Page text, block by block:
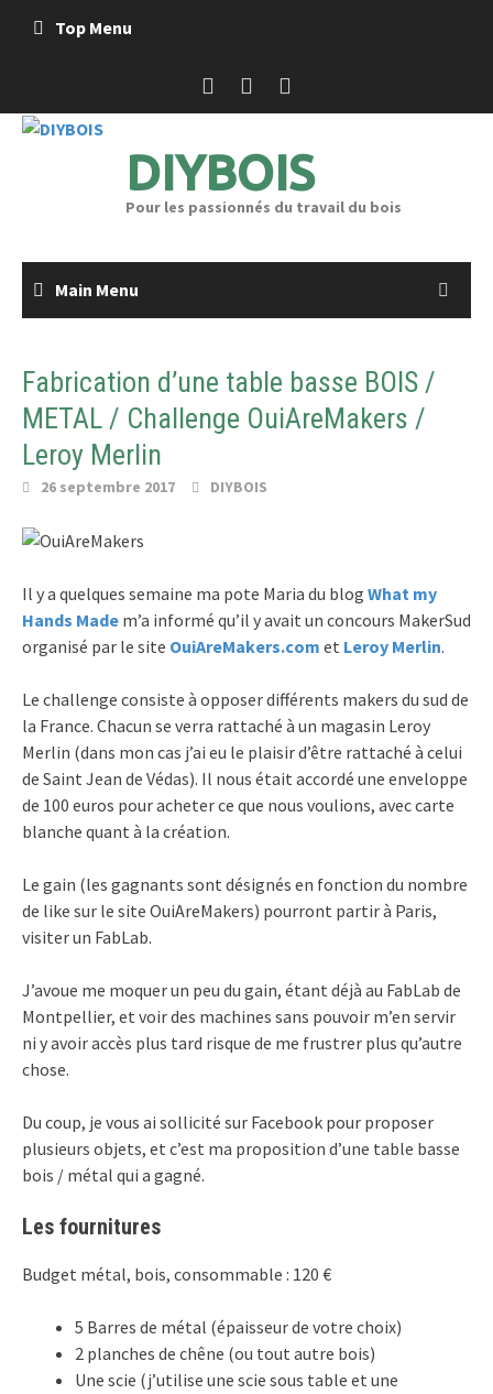
Top Menu
DIYBOIS
Pour les passionnés du travail du bois
Main Menu
Fabrication d’une table basse BOIS /
METAL / Challenge OuiAreMakers /
Leroy Merlin
26 septembre 2017 DIYBOIS
Il y a quelques semaine ma pote Maria du blog What my
Hands Made m’a informé qu’il y avait un concours MakerSud
organisé par le site OuiAreMakers.com et Leroy Merlin.
Le challenge consiste à opposer différents makers du sud de
la France. Chacun se verra rattaché à un magasin Leroy
Merlin (dans mon cas j’ai eu le plaisir d’être rattaché à celui
de Saint Jean de Védas). Il nous était accordé une enveloppe
de 100 euros pour acheter ce que nous voulions, avec carte
blanche quant à la création.
Le gain (les gagnants sont désignés en fonction du nombre
de like sur le site OuiAreMakers) pourront partir à Paris,
visiter un FabLab.
J’avoue me moquer un peu du gain, étant déjà au FabLab de
Montpellier, et voir des machines sans pouvoir m’en servir
ni y avoir accès plus tard risque de me frustrer plus qu’autre
chose.
Du coup, je vous ai sollicité sur Facebook pour proposer
plusieurs objets, et c’est ma proposition d’une table basse
bois / métal qui a gagné.
Les fournitures
Budget métal, bois, consommable : 120 €
5 Barres de métal (épaisseur de votre choix)
2 planches de chêne (ou tout autre bois)
Une scie (j’utilise une scie sous table et une